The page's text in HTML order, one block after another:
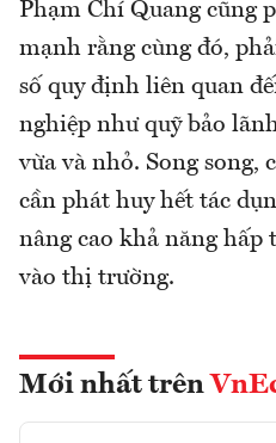
Phạm Chí Quang cũng
mạnh rằng cùng đó,
số quy định liên quan
nghiệp như quỹ bảo
vừa và nhỏ. Song song,
cần phát huy hết tác
nâng cao khả năng hấp
vào thị trường.
Mới nhất trên